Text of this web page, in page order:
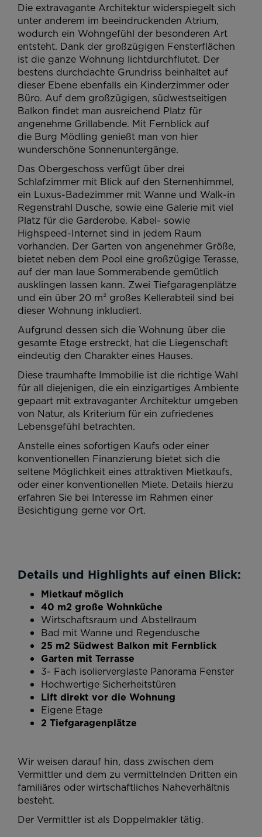
Die extravagante Architektur widerspiegelt sich
unter anderem im beeindruckenden Atrium,
wodurch ein Wohngefühl der besonderen Art
entsteht. Dank der großzügigen Fensterflächen
ist die ganze Wohnung lichtdurchflutet. Der
bestens durchdachte Grundriss beinhaltet auf
dieser Ebene ebenfalls ein Kinderzimmer oder
Büro. Auf dem großzügigen, südwestseitigen
Balkon findet man ausreichend Platz für
angenehme Grillabende. Mit Fernblick auf
die Burg Mödling genießt man von hier
wunderschöne Sonnenuntergänge.
Das Obergeschoss verfügt über drei
Schlafzimmer mit Blick auf den Sternenhimmel,
ein Luxus-Badezimmer mit Wanne und Walk-in
Regenstrahl Dusche, sowie eine Galerie mit viel
Platz für die Garderobe. Kabel- sowie
Highspeed-Internet sind in jedem Raum
vorhanden. Der Garten von angenehmer Größe,
bietet neben dem Pool eine großzügige Terasse,
auf der man laue Sommerabende gemütlich
ausklingen lassen kann. Zwei Tiefgaragenplätze
und ein über 20 m² großes Kellerabteil sind bei
dieser Wohnung inkludiert.
Aufgrund dessen sich die Wohnung über die
gesamte Etage erstreckt, hat die Liegenschaft
eindeutig den Charakter eines Hauses.
Diese traumhafte Immobilie ist die richtige Wahl
für all diejenigen, die ein einzigartiges Ambiente
gepaart mit extravaganter Architektur umgeben
von Natur, als Kriterium für ein zufriedenes
Lebensgefühl betrachten.
Anstelle eines sofortigen Kaufs oder einer
konventionellen Finanzierung bietet sich die
seltene Möglichkeit eines attraktiven Mietkaufs,
oder einer konventionellen Miete. Details hierzu
erfahren Sie bei Interesse im Rahmen einer
Besichtigung gerne vor Ort.
Details und Highlights auf einen Blick:
Mietkauf möglich
40 m2 große Wohnküche
Wirtschaftsraum und Abstellraum
Bad mit Wanne und Regendusche
25 m2 Südwest Balkon mit Fernblick
Garten mit Terrasse
3- Fach isolierverglaste Panorama Fenster
Hochwertige Sicherheitstüren
Lift direkt vor die Wohnung
Eigene Etage
2 Tiefgaragenplätze
Wir weisen darauf hin, dass zwischen dem
Vermittler und dem zu vermittelnden Dritten ein
familiäres oder wirtschaftliches Naheverhältnis
besteht.
Der Vermittler ist als Doppelmakler tätig.